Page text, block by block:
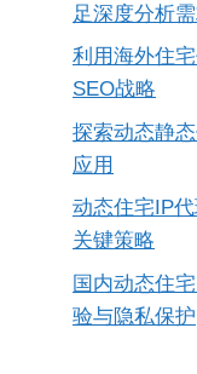
足深度分析
利用海外住
SEO战略
探索动态静
应用
动态住宅IP
关键策略
国内动态住
验与隐私保护